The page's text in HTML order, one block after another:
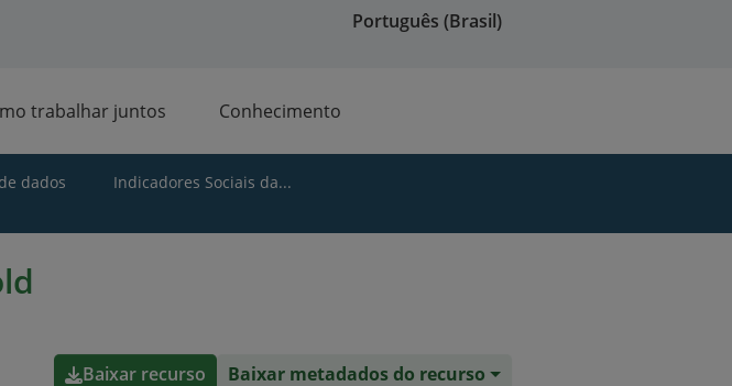
Português (Brasil)
trabalhar juntos Conhecimento
dados
Indicadores Sociais da...
Baixar recurso Baixar metadados do recurso